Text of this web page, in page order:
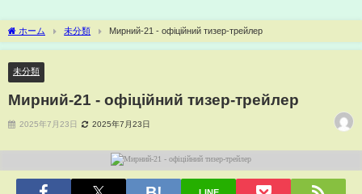
ホーム 未分類 Мирний-21 - офіційний тизер-трейлер
未分類
Мирний-21 - офіційний тизер-трейлер
2025年7月23日 2025年7月23日